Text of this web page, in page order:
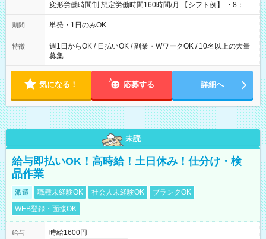
変形労働時間制 想定労働時間160時間/月 【シフト例】 ・8：00
～21：00
期間 単発・1日のみOK
特徴
週1日からOK / 日払いOK / 副業・WワークOK / 10名以上の大量
募集
気になる！ 応募する 詳細へ
未読
給与即払いOK！高時給！土日休み！仕分け・検
品作業
派遣 職種未経験OK 社会人未経験OK
ブランクOK
WEB登録・面接OK
給与
時給1600円